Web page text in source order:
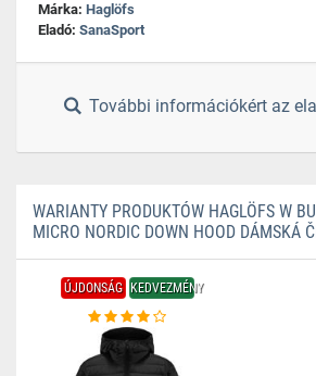
Márka: Haglöfs
Eladó: SanaSport
További információkért az
WARIANTY PRODUKTÓW HAGLÖFS W
MICRO NORDIC DOWN HOOD DÁMSKÁ
ÚJDONSÁG KEDVEZMÉNY